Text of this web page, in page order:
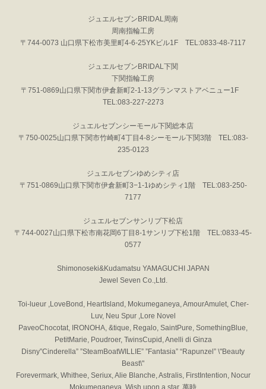
ジュエルセブンBRIDAL周南
周南指輪工房
〒744-0073 山口県下松市美里町4-6-25YKビル1F TEL:0833-48-7117
ジュエルセブンBRIDAL下関
下関指輪工房
〒751-0869山口県下関市伊倉新町2-1-13グランマストアベニュー1F
TEL:083-227-2273
ジュエルセブンシーモール下関総本店
〒750-0025山口県下関市竹崎町4丁目4-8シーモール下関3階 TEL:083-
235-0123
ジュエルセブンゆめシティ店
〒751-0869山口県下関市伊倉新町3−1-1ゆめシティ1階 TEL:083-250-
7177
ジュエルセブンサンリブ下松店
〒744-0027山口県下松市南花岡6丁目8-1サンリブ下松1階 TEL:0833-45-
0577
Shimonoseki&Kudamatsu YAMAGUCHI JAPAN
Jewel Seven Co.,Ltd.
Toi-lueur ,LoveBond, HeartIsland, Mokumeganeya, AmourAmulet, Cher-
Luv, Neu Spur ,Lore Novel
PaveoChocotat, IRONOHA, &tique, Regalo, SaintPure, SomethingBlue,
PetitMarie, Poudroer, TwinsCupid, Anelli di Ginza
Disny”Cinderella” ”SteamBoatWILLIE” ”Fantasia” “Rapunzel” \"Beauty
Beast\"
Forevermark, Whithee, Seriux, Alie Blanche, Astralis, FirstIntention, Nocur
Mokumeganeya, Wish upon a star, 萬時